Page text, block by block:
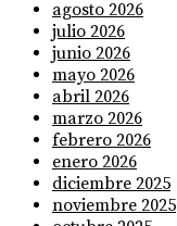
agosto 2026
julio 2026
junio 2026
mayo 2026
abril 2026
marzo 2026
febrero 2026
enero 2026
diciembre 2025
noviembre 2025